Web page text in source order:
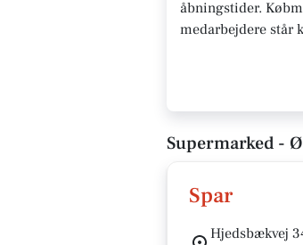
åbningstider.
medarbejdere står
Supermarked -
Spar
Hjedsbækvej